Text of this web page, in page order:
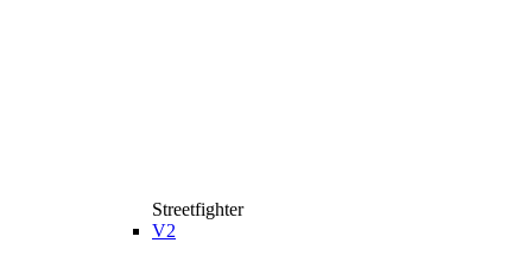
Streetfighter
V2